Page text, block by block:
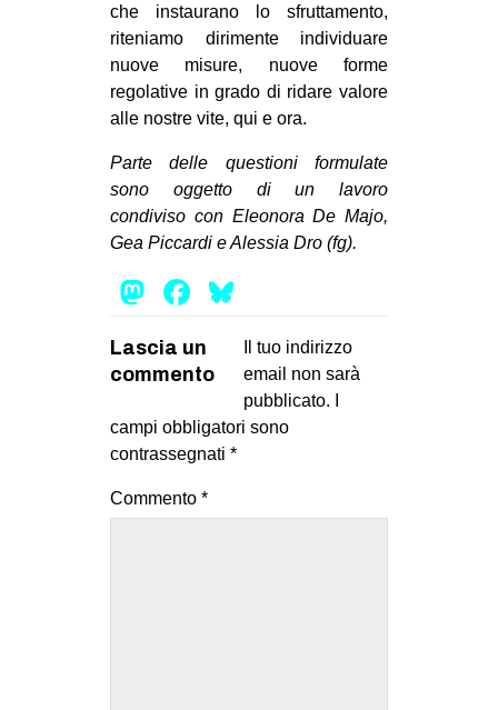
che instaurano lo sfruttamento,
riteniamo dirimente individuare
nuove misure, nuove forme
regolative in grado di ridare valore
alle nostre vite, qui e ora.
Parte delle questioni formulate
sono oggetto di un lavoro
condiviso con Eleonora De Majo,
Gea Piccardi e Alessia Dro (fg).
Mastodon
Facebook
Lascia un
commento
Il tuo indirizzo
email non sarà
pubblicato.
campi obbligatori sono
contrassegnati *
Commento *